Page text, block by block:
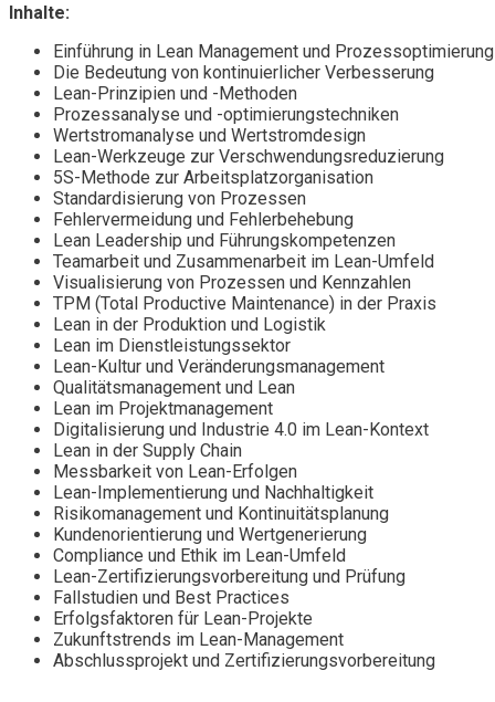
Inhalte:
Einführung in Lean Management und Prozessoptimierung
Die Bedeutung von kontinuierlicher Verbesserung
Lean-Prinzipien und -Methoden
Prozessanalyse und -optimierungstechniken
Wertstromanalyse und Wertstromdesign
Lean-Werkzeuge zur Verschwendungsreduzierung
5S-Methode zur Arbeitsplatzorganisation
Standardisierung von Prozessen
Fehlervermeidung und Fehlerbehebung
Lean Leadership und Führungskompetenzen
Teamarbeit und Zusammenarbeit im Lean-Umfeld
Visualisierung von Prozessen und Kennzahlen
TPM (Total Productive Maintenance) in der Praxis
Lean in der Produktion und Logistik
Lean im Dienstleistungssektor
Lean-Kultur und Veränderungsmanagement
Qualitätsmanagement und Lean
Lean im Projektmanagement
Digitalisierung und Industrie 4.0 im Lean-Kontext
Lean in der Supply Chain
Messbarkeit von Lean-Erfolgen
Lean-Implementierung und Nachhaltigkeit
Risikomanagement und Kontinuitätsplanung
Kundenorientierung und Wertgenerierung
Compliance und Ethik im Lean-Umfeld
Lean-Zertifizierungsvorbereitung und Prüfung
Fallstudien und Best Practices
Erfolgsfaktoren für Lean-Projekte
Zukunftstrends im Lean-Management
Abschlussprojekt und Zertifizierungsvorbereitung